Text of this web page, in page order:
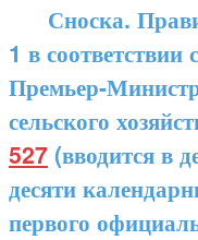
Сноска.
1 в соответствии
Премьер-
сельского
527 (вводится в
десяти
первого